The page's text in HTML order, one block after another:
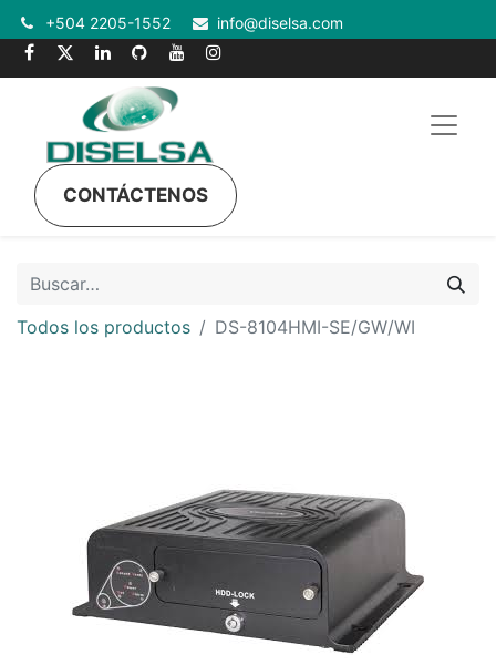
+504 2205-1552 info@diselsa.com
CONTÁCTENOS
Todos los productos DS-8104HMI-SE/GW/WI